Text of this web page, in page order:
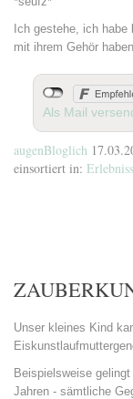
Ich gestehe, ich
mit ihrem Gehör
Als Mail
augenBloglich
einsortiert in:
Unser kleines Kind
Beispielsweise
Jahren - sämtliche